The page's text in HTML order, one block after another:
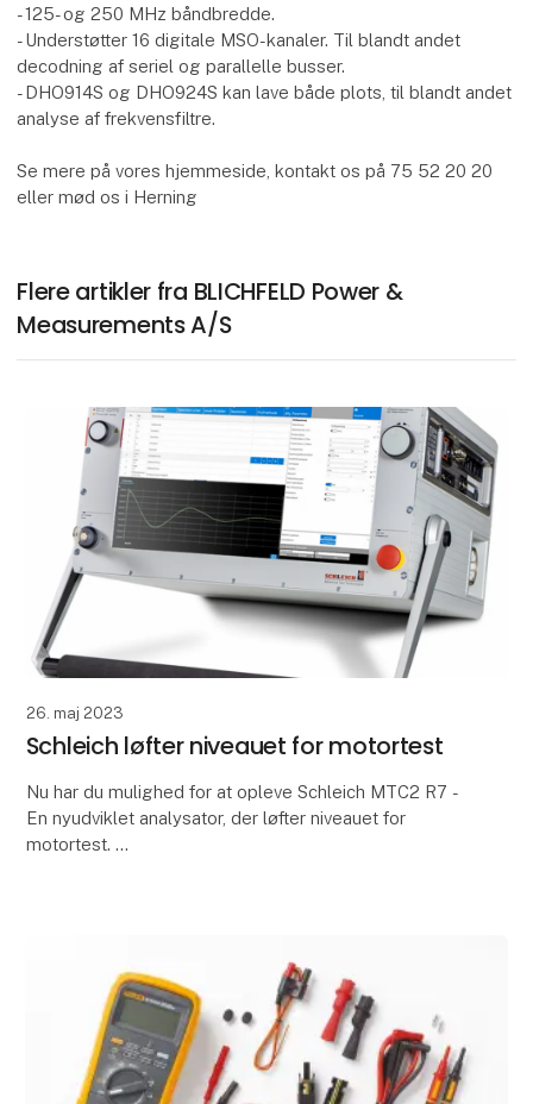
- 125- og 250 MHz båndbredde.
- Understøtter 16 digitale MSO-kanaler. Til blandt andet
decodning af seriel og parallelle busser.
- DHO914S og DHO924S kan lave både plots, til blandt andet
analyse af frekvensfiltre.
Se mere på vores hjemmeside, kontakt os på 75 52 20 20
eller mød os i Herning
Flere artikler fra BLICHFELD Power &
Measurements A/S
26. maj 2023
Schleich løfter niveauet for motortest
Nu har du mulighed for at opleve Schleich MTC2 R7 -
En nyudviklet analysator, der løfter niveauet for
motortest.